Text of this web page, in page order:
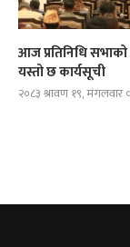
आज प्रतिनिधि
यस्तो छ कार्यसूची
२०८३ श्रावण १९,